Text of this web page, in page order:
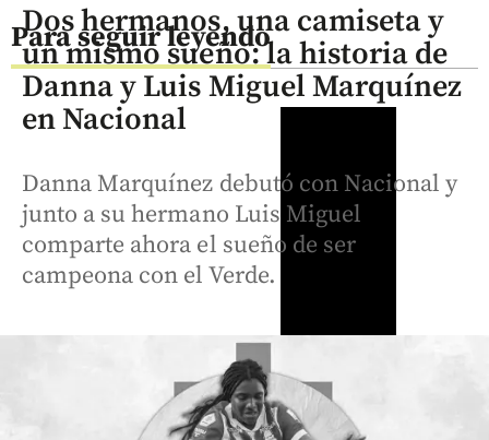
Para seguir leyendo
Dos hermanos, una camiseta y
un mismo sueño: la historia de
Danna y Luis Miguel Marquínez
en Nacional
Danna Marquínez debutó con Nacional y
junto a su hermano Luis Miguel
comparte ahora el sueño de ser
campeona con el Verde.